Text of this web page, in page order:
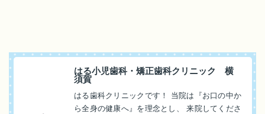
はる小児歯科・矯正歯科クリニック 横
須賀
はる歯科クリニックです！ 当院は『お口の中か
ら全身の健康へ』を理念とし、 来院してくださ